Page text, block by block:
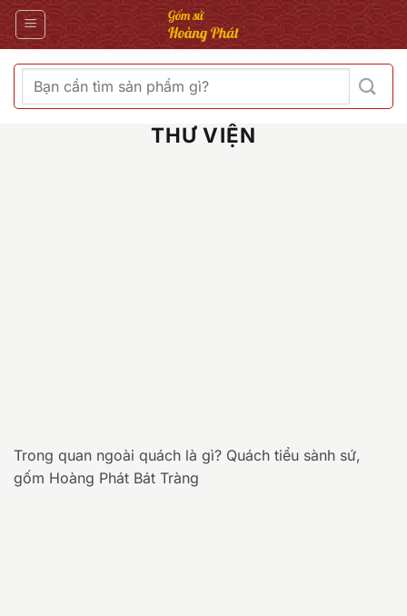
Bỏ
qua
Tìm
kiếm:
THƯ VIỆN
Trong quan ngoài quách là gì? Quách tiểu sành sứ,
gốm Hoàng Phát Bát Tràng